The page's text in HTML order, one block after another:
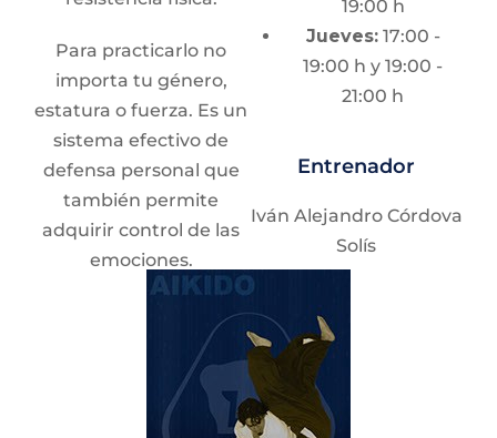
Para practicarlo no
importa tu género,
estatura o fuerza. Es un
sistema efectivo de
defensa personal que
también permite
adquirir control de las
emociones.
19:00 h
Jueves:17:00 -
19:00 h y 19:00 -
21:00 h
Entrenador
Iván Alejandro Córdova
Solís
Requisitos
Darse de alta en
Red Puma
Ser parte de la